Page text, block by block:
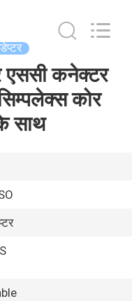
एससी कनेक्टर
कोर
साथ